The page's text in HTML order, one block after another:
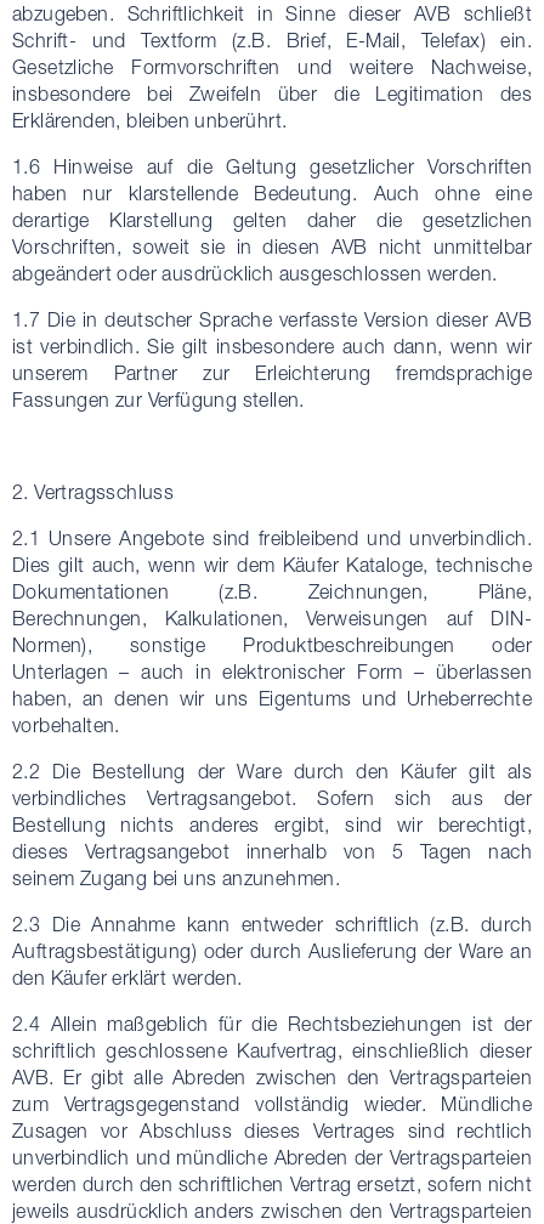
abzugeben. Schriftlichkeit in Sinne dieser AVB schließt
Schrift- und Textform (z.B. Brief, E-Mail, Telefax) ein.
Gesetzliche Formvorschriften und weitere Nachweise,
insbesondere bei Zweifeln über die Legitimation des
Erklärenden, bleiben unberührt.
1.6 Hinweise auf die Geltung gesetzlicher Vorschriften
haben nur klarstellende Bedeutung. Auch ohne eine
derartige Klarstellung gelten daher die gesetzlichen
Vorschriften, soweit sie in diesen AVB nicht unmittelbar
abgeändert oder ausdrücklich ausgeschlossen werden.
1.7 Die in deutscher Sprache verfasste Version dieser AVB
ist verbindlich. Sie gilt insbesondere auch dann, wenn wir
unserem Partner zur Erleichterung fremdsprachige
Fassungen zur Verfügung stellen.
2. Vertragsschluss
2.1 Unsere Angebote sind freibleibend und unverbindlich.
Dies gilt auch, wenn wir dem Käufer Kataloge, technische
Dokumentationen (z.B. Zeichnungen, Pläne,
Berechnungen, Kalkulationen, Verweisungen auf DIN-
Normen), sonstige Produktbeschreibungen oder
Unterlagen – auch in elektronischer Form – überlassen
haben, an denen wir uns Eigentums und Urheberrechte
vorbehalten.
2.2 Die Bestellung der Ware durch den Käufer gilt als
verbindliches Vertragsangebot. Sofern sich aus der
Bestellung nichts anderes ergibt, sind wir berechtigt,
dieses Vertragsangebot innerhalb von 5 Tagen nach
seinem Zugang bei uns anzunehmen.
2.3 Die Annahme kann entweder schriftlich (z.B. durch
Auftragsbestätigung) oder durch Auslieferung der Ware an
den Käufer erklärt werden.
2.4 Allein maßgeblich für die Rechtsbeziehungen ist der
schriftlich geschlossene Kaufvertrag, einschließlich dieser
AVB. Er gibt alle Abreden zwischen den Vertragsparteien
zum Vertragsgegenstand vollständig wieder. Mündliche
Zusagen vor Abschluss dieses Vertrages sind rechtlich
unverbindlich und mündliche Abreden der Vertragsparteien
werden durch den schriftlichen Vertrag ersetzt, sofern nicht
jeweils ausdrücklich anders zwischen den Vertragsparteien